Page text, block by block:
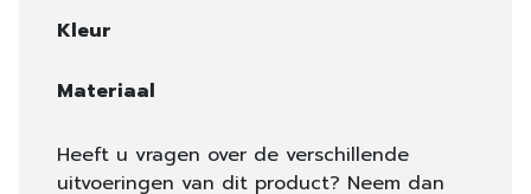
Kleur
Materiaal
Heeft u vragen over de verschillende
uitvoeringen van dit product? Neem dan